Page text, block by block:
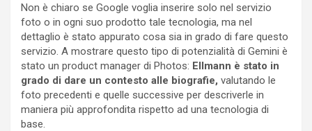
Non è chiaro se Google voglia inserire solo nel servizio
foto o in ogni suo prodotto tale tecnologia, ma nel
dettaglio è stato appurato cosa sia in grado di fare questo
servizio. A mostrare questo tipo di potenzialità di Gemini è
stato un product manager di Photos: Ellmann è stato in
grado di dare un contesto alle biografie, valutando le
foto precedenti e quelle successive per descriverle in
maniera più approfondita rispetto ad una tecnologia di
base.